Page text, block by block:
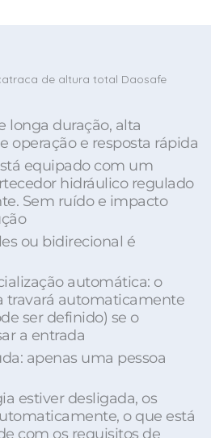
de altura total Daosafe
longa duração, alta
operação e resposta rápida
equipado com um
hidráulico regulado
Sem ruído e impacto
ou bidirecional é
automática: o
travará automaticamente
ser definido) se o
a entrada
apenas uma pessoa
estiver desligada, os
o que está
com os requisitos de